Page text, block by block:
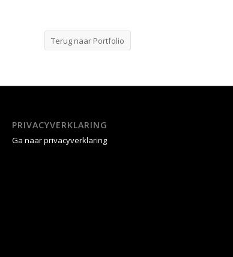
Terug naar Portfolio
PRIVACYVERKLARING
Ga naar privacyverklaring